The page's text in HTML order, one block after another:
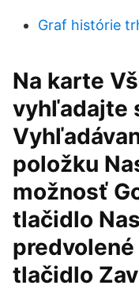
Graf histórie
Na karte
vyhľadajte
položku
možnosť
tlačidlo
tlačidlo